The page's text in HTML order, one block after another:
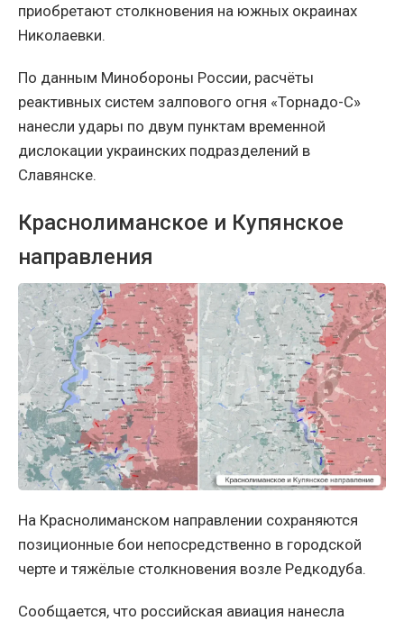
приобретают столкновения на южных окраинах
Николаевки.
По данным Минобороны России, расчёты
реактивных систем залпового огня «Торнадо-С»
нанесли удары по двум пунктам временной
дислокации украинских подразделений в
Славянске.
Краснолиманское и Купянское
направления
На Краснолиманском направлении сохраняются
позиционные бои непосредственно в городской
черте и тяжёлые столкновения возле Редкодуба.
Сообщается, что российская авиация нанесла